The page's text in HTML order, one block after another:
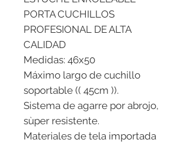
PORTA CUCHILLOS
PROFESIONAL DE ALTA
CALIDAD
Medidas: 46x50
Máximo largo de cuchillo
soportable (( 45cm )).
Sistema de agarre por abrojo,
sùper resistente.
Materiales de tela importada